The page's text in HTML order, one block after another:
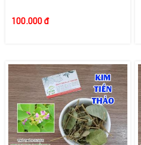
100.000 đ